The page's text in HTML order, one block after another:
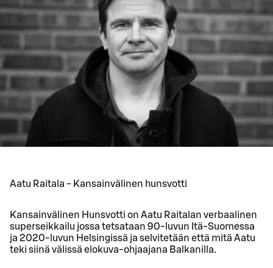
Aatu Raitala - Kansainvälinen hunsvotti
Kansainvälinen Hunsvotti on Aatu Raitalan verbaalinen
superseikkailu jossa tetsataan 90-luvun Itä-Suomessa
ja 2020-luvun Helsingissä ja selvitetään että mitä Aatu
teki siinä välissä elokuva-ohjaajana Balkanilla.